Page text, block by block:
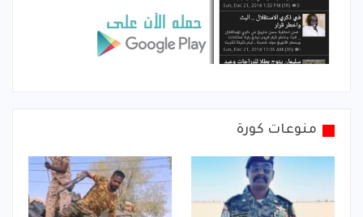
منوعات كورة